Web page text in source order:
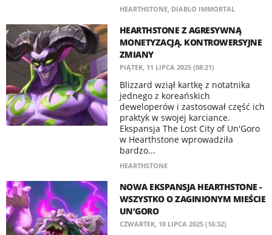
HEARTHSTONE, DIABLO IMMORTAL
HEARTHSTONE Z AGRESYWNĄ
MONETYZACJĄ. KONTROWERSYJNE
ZMIANY
PIĄTEK, 11 LIPCA 2025 (08:21)
Blizzard wziął kartkę z notatnika
jednego z koreańskich
deweloperów i zastosował część ich
praktyk w swojej karciance.
Ekspansja The Lost City of Un'Goro
w Hearthstone wprowadziła
bardzo...
HEARTHSTONE
NOWA EKSPANSJA HEARTHSTONE -
WSZYSTKO O ZAGINIONYM MIEŚCIE
UN’GORO
CZWARTEK, 10 LIPCA 2025 (16:32)